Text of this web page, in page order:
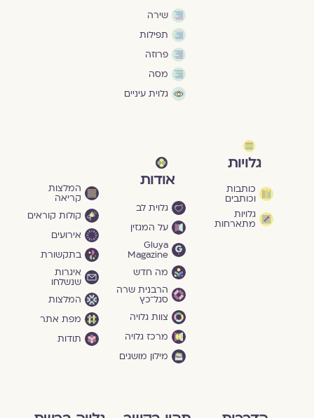
שירה
תפילות
פרוזה
מסה
גלוית עיניים
גלויות
כותבות
וכותבים
גלויות
מתארחות
אודות
גלוית לב
על המגזין
Gluya
Magazine
מה חדש
הרבנית שרה
סגל־כץ
צוות גלויה
מרכז גלויה
מילון מושגים
המלצות
קריאה
קולות קוראים
אירועים
בתקשורת
איגרות
שנשלחו
המלצות
מפת אתר
תודות